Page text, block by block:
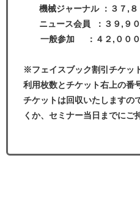
機械ジャーナル ：３７,８
ニュース会員 ：３９,９
一般参加 ：４２,００
※フェイスブック割引チケッ
利用枚数とチケット右上の番
チケットは回収いたしますの
くか、セミナー当日までにご